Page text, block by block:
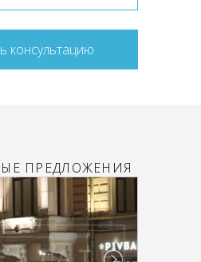
консультацию
ПРЕДЛОЖЕНИЯ